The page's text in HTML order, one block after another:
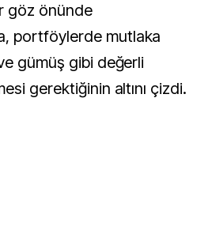
göz önünde
portföylerde mutlaka
gümüş gibi değerli
gerektiğinin altını çizdi.